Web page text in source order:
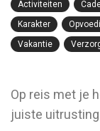
Activiteiten
Karakter
Vakantie
Op reis met je
juiste uitrusting